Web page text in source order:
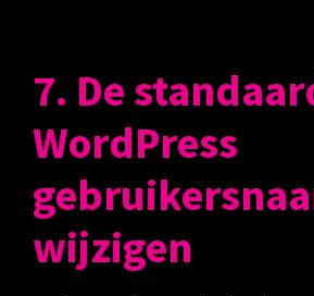
7. De
WordPress
wijzigen